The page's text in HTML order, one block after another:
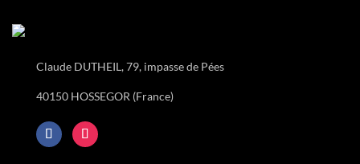
Claude DUTHEIL, 79, impasse de Pées
40150 HOSSEGOR (France)